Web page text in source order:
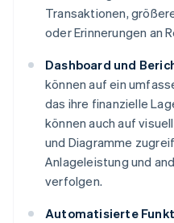
Transaktionen,
oder Erinnerungen an
Dashboard und
können auf ein
das ihre finanzielle
können auch auf
und Diagramme
Anlageleistung und
verfolgen.
Automatisierte